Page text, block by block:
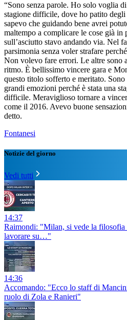
“Sono senza parole. Ho solo voglia
stagione difficile, dove ho patito
sapevo che guidando bene avrei
maltempo a complicare le cose già in
sull’asciutto stavo andando via. Nel
parsimonia senza voler strafare
Non volevo fare errori. Le altre sono
ritmo. È bellissimo vincere gara e
questo titolo sofferto e meritato.
grandi emozioni perché è stata una
difficile. Meraviglioso tornare a
come il 2016. Avevo buone
detto.
Fontanesi
Notizie del giorno
Vedi tutti
14:37
Raimondi: "Milan, si vede la
lavorare su…"
14:36
Accomando: "Ecco lo staff di
ruolo di Zola e Ranieri"